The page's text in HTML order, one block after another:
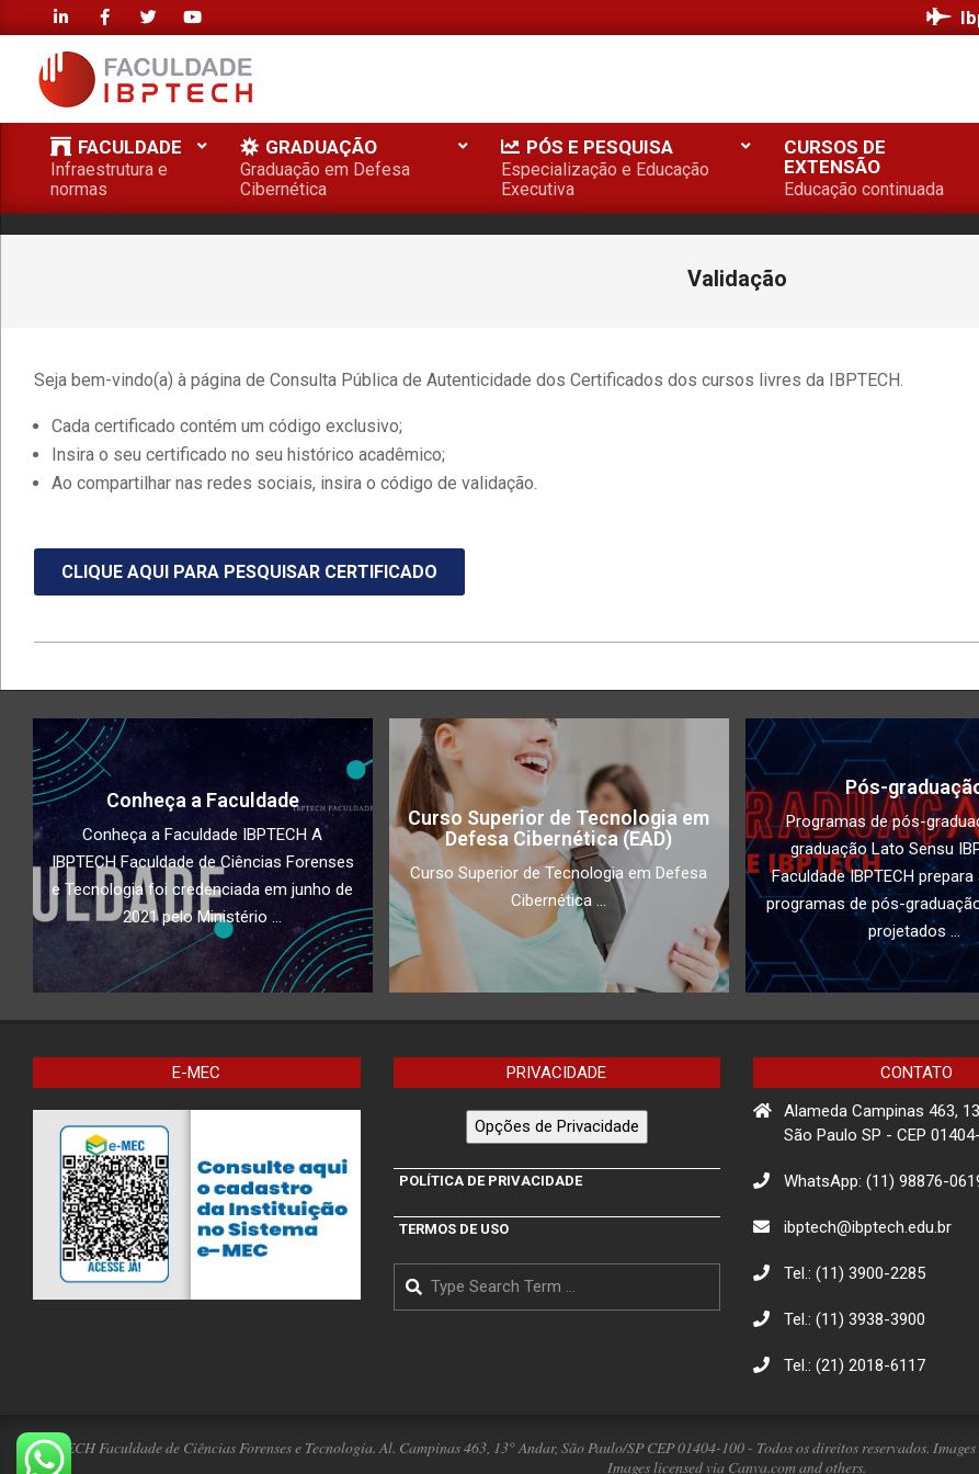
to
content
FACULDADE
IBPTECH
Primary
Navigation
Menu
FACULDADE
Infraestrutura e
normas
GRADUAÇÃO
Graduação em Defesa
Cibernética
PÓS E PESQUISA
Especialização e Educação
Executiva
CURSOS DE
EXTENSÃO
Educação continuada
Validação
Seja bem-vindo(a) à página de Consulta Pública de Autenticidade dos Certificados dos cursos livres da IBPTECH.
Cada certificado contém um código exclusivo;
Insira o seu certificado no seu histórico acadêmico;
Ao compartilhar nas redes sociais, insira o código de validação.
CLIQUE AQUI PARA PESQUISAR CERTIFICADO
Conheça a Faculdade
Conheça a Faculdade IBPTECH A
IBPTECH Faculdade de Ciências Forenses
e Tecnologia foi credenciada em junho de
2021 pelo Ministério ...
Curso Superior de Tecnologia em
Defesa Cibernética (EAD)
Curso Superior de Tecnologia em Defesa
Cibernética ...
Pós-
Programas de pós-
graduação Lato Sensu
Faculdade IBPTECH
programas de pós-
projetados ...
E-MEC PRIVACIDADE
Opções de Privacidade
POLÍTICA DE PRIVACIDADE
TERMOS DE USO
Search
CONTATO
Alameda Campinas 463,
São Paulo SP - CEP
WhatsApp: (11) 98876-
ibptech@ibptech.edu.br
Tel.: (11) 3900-2285
Tel.: (11) 3938-3900
Tel.: (21) 2018-6117
IBPTECH Faculdade de Ciências Forenses e Tecnologia. Al. Campinas 463, 13° Andar, São Paulo/SP CEP 01404-100 - Todos os direitos reservados.
Images licensed via Canva.com and others.